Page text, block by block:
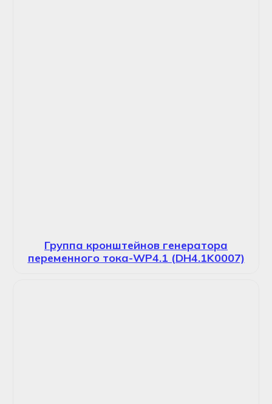
Группа кронштейнов генератора
переменного тока-WP4.1 (DH4.1K0007)